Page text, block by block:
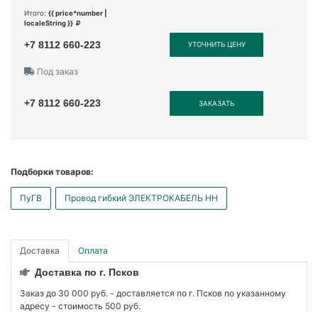
Итого: {{ price*number |
localeString }}
+7 8112 660-223 УТОЧНИТЬ ЦЕНУ
Под заказ
+7 8112 660-223 ЗАКАЗАТЬ
Подборки товаров:
ПуГВ Провод гибкий ЭЛЕКТРОКАБЕЛЬ НН
Доставка Оплата
Доставка по г. Псков
Заказ до 30 000 руб. - доставляется по г. Псков по указанному
адресу - стоимость 500 руб.